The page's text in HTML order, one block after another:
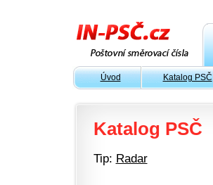
Úvod Katalog PSČ
Katalog PSČ
Tip: Radar